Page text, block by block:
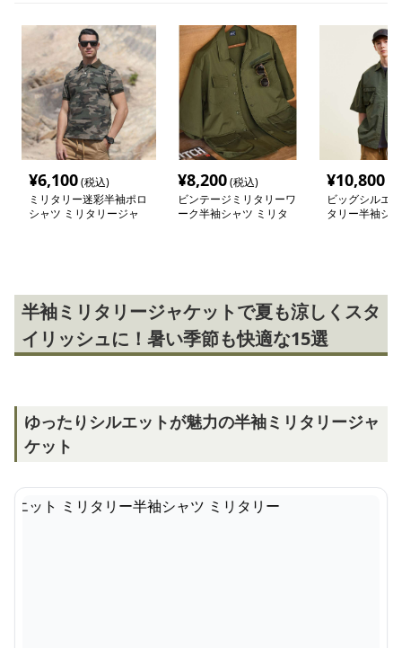
¥6,100(税込)
ミリタリー迷彩半袖ポロ
シャツ ミリタリージャ
¥8,200(税込)
ビンテージミリタリーワ
ーク半袖シャツ ミリタ
¥10,800
ビッグシルエ
タリー半袖シ
半袖ミリタリージャケットで夏も涼しくスタ
イリッシュに！暑い季節も快適な15選
ゆったりシルエットが魅力の半袖ミリタリージャ
ケット